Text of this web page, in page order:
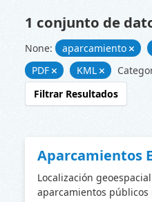
1 conjunto de
None: aparcamiento
PDF
KML
Filtrar Resultados
Aparcamientos
Localización
aparcamientos